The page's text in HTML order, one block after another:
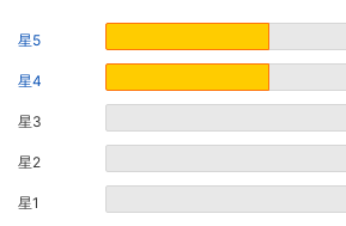
星5
星4
星3
星2
星1